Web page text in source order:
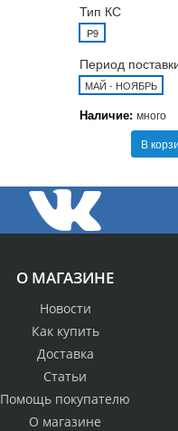
Тип КС
P9
Период
МАЙ - НОЯБРЬ
Наличие: много
В
О МАГАЗИНЕ
Новости
Как купить
Доставка
Статьи
Помощь покупателю
О магазине